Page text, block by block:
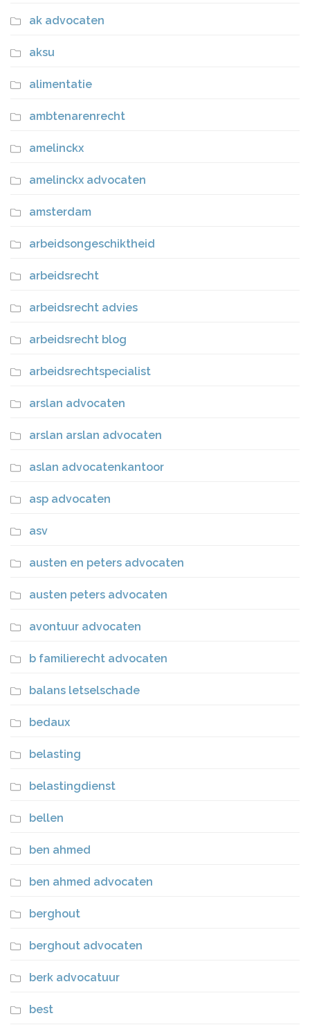
ak advocaten
aksu
alimentatie
ambtenarenrecht
amelinckx
amelinckx advocaten
amsterdam
arbeidsongeschiktheid
arbeidsrecht
arbeidsrecht advies
arbeidsrecht blog
arbeidsrechtspecialist
arslan advocaten
arslan arslan advocaten
aslan advocatenkantoor
asp advocaten
asv
austen en peters advocaten
austen peters advocaten
avontuur advocaten
b familierecht advocaten
balans letselschade
bedaux
belasting
belastingdienst
bellen
ben ahmed
ben ahmed advocaten
berghout
berghout advocaten
berk advocatuur
best